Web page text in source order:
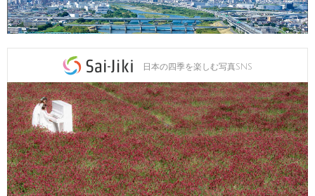
日本の四季を楽しむ写真SNS